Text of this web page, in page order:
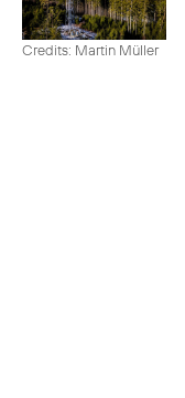
Credits: Martin Müller